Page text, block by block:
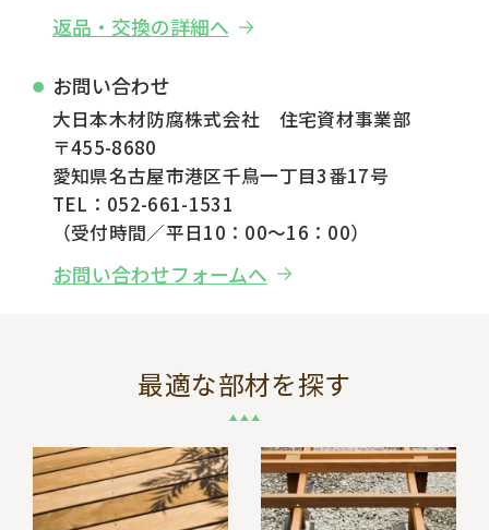
返品・交換の詳細へ
お問い合わせ
大日本木材防腐株式会社 住宅資材事業部
〒455-8680
愛知県名古屋市港区千鳥一丁目3番17号
TEL：052-661-1531
（受付時間／平日10：00～16：00）
お問い合わせフォームへ
最適な部材を探す